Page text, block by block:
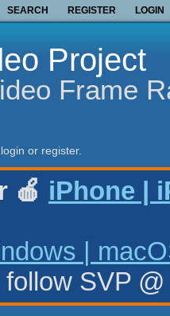
SEARCH REGISTER LOGIN
Project
Frame
or register.
🍎 iPhone |
|
follow SVP